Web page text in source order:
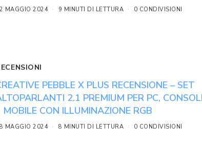
MAGGIO 2024 9 MINUTI DI LETTURA 0 CONDIVISIONI
PEBBLE X PLUS RECENSIONE – SET
2.1 PREMIUM PER PC,
MOBILE CON ILLUMINAZIONE RGB
MAGGIO 2024 8 MINUTI DI LETTURA 0 CONDIVISIONI